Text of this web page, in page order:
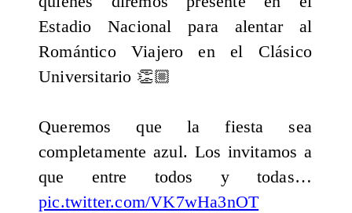
Estadio Nacional para alentar al
Romántico Viajero en el Clásico
Universitario 👏🏼
Queremos que la fiesta sea
completamente azul. Los invitamos a
que entre todos y todas…
pic.twitter.com/VK7wHa3nOT